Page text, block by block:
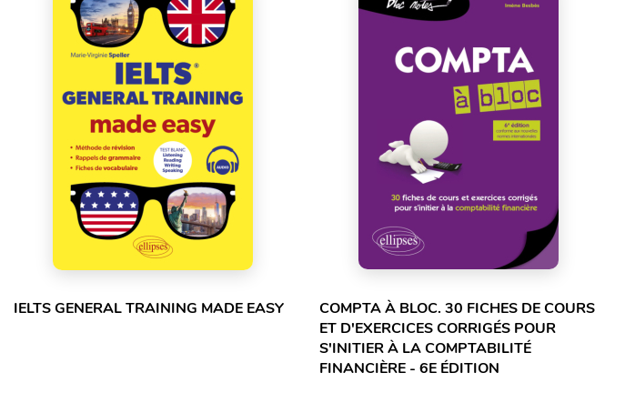
IELTS GENERAL TRAINING MADE EASY
COMPTA À BLOC. 30 FICHES DE COURS
ET D'EXERCICES CORRIGÉS POUR
S'INITIER À LA COMPTABILITÉ
FINANCIÈRE - 6E ÉDITION